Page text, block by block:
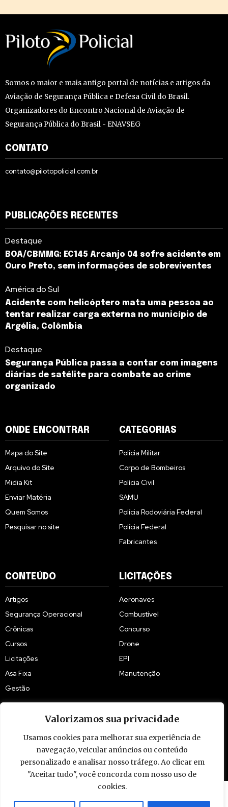
Valorizamos sua privacidade
Usamos cookies para melhorar sua experiência de
navegação, veicular anúncios ou conteúdo
personalizado e analisar nosso tráfego. Ao clicar em
"Aceitar tudo", você concorda com nosso uso de
cookies.
Somos o maior e mais antigo portal de notícias e artigos da
Aviação de Segurança Pública e Defesa Civil do Brasil.
Organizadores do Encontro Nacional de Aviação de
Segurança Pública do Brasil - ENAVSEG
CONTATO
contato@pilotopolicial.com.br
PUBLICAÇÕES RECENTES
Destaque
BOA/CBMMG: EC145 Arcanjo 04 sofre acidente em
Ouro Preto, sem informações de sobreviventes
América do Sul
Acidente com helicóptero mata uma pessoa ao
tentar realizar carga externa no município de
Argélia, Colômbia
Destaque
Segurança Pública passa a contar com imagens
diárias de satélite para combate ao crime
organizado
ONDE ENCONTRAR
Mapa do Site
Arquivo do Site
Midia Kit
Enviar Matéria
Quem Somos
Pesquisar no site
CATEGORIAS
Polícia Militar
Corpo de Bombeiros
Polícia Civil
SAMU
Polícia Rodoviária Federal
Polícia Federal
Fabricantes
CONTEÚDO
Artigos
Segurança Operacional
Crônicas
Cursos
Licitações
Asa Fixa
Gestão
LICITAÇÕES
Aeronaves
Combustível
Concurso
Drone
EPI
Manutenção
© 2009 - 2026 Piloto Policial. Todos os direitos reservados. Brasil.